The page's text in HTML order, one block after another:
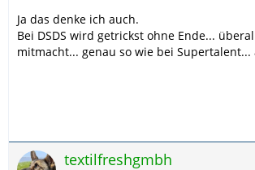
Ja das denke ich auch.
Bei DSDS wird getrickst ohne Ende...
mitmacht... genau so wie bei Supertalent...
textilfreshgmbh